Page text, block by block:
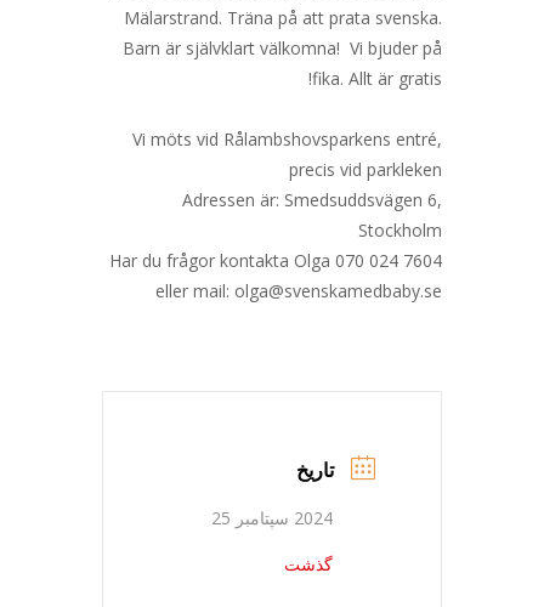
Mälarstrand. Träna på att prata svenska.
Barn är självklart välkomna! Vi bjuder på
fika. Allt är gratis!
Vi möts vid Rålambshovsparkens entré,
precis vid parkleken
Adressen är: Smedsuddsvägen 6,
Stockholm
Har du frågor kontakta Olga 070 024 7604
eller mail: olga@svenskamedbaby.se
تاریخ
2024 سپتامبر 25
گذشت